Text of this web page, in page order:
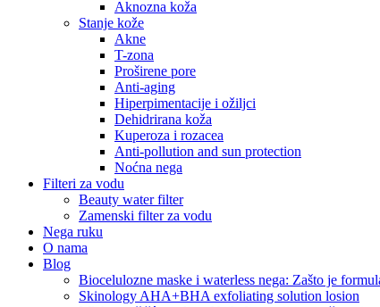
Aknozna koža
Stanje kože
Akne
T-zona
Proširene pore
Anti-aging
Hiperpimentacije i ožiljci
Dehidrirana koža
Kuperoza i rozacea
Anti-pollution and sun protection
Noćna nega
Filteri za vodu
Beauty water filter
Zamenski filter za vodu
Nega ruku
O nama
Blog
Biocelulozne maske i waterless nega: Zašto je
Skinology AHA+BHA exfoliating solution losion